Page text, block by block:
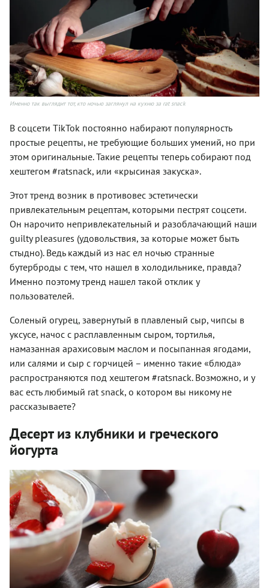
Именно так выглядит тот, кто ночью заглянул на кухню за rat snack
В соцсети TikTok постоянно набирают популярность
простые рецепты, не требующие больших умений, но при
этом оригинальные. Такие рецепты теперь собирают под
хештегом #ratsnack, или «крысиная закуска».
Этот тренд возник в противовес эстетически
привлекательным рецептам, которыми пестрят соцсети.
Он нарочито непривлекательный и разоблачающий наши
guilty pleasures (удовольствия, за которые может быть
стыдно). Ведь каждый из нас ел ночью странные
бутерброды с тем, что нашел в холодильнике, правда?
Именно поэтому тренд нашел такой отклик у
пользователей.
Соленый огурец, завернутый в плавленый сыр, чипсы в
уксусе, начос с расплавленным сыром, тортилья,
намазанная арахисовым маслом и посыпанная ягодами,
или салями и сыр с горчицей – именно такие «блюда»
распространяются под хештегом #ratsnack. Возможно, и у
вас есть любимый rat snack, о котором вы никому не
рассказываете?
Десерт из клубники и греческого
йогурта